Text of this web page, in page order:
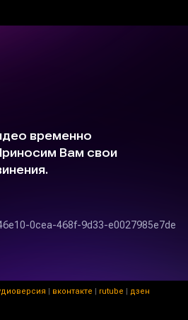
| вконтакте | rutube | дзен